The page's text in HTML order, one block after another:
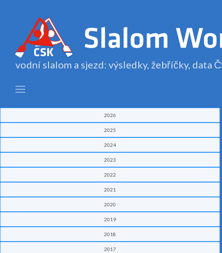
vodní slalom a sjezd: výsledky, žebříčky, data
2026
2025
2024
2023
2022
2021
2020
2019
2018
2017